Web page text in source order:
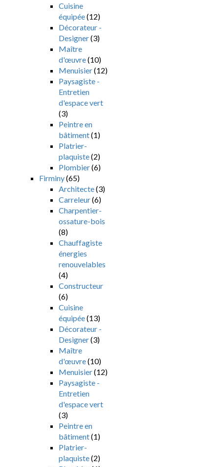
Cuisine
équipée(12)
Décorateur -
Designer(3)
Maître
d'œuvre(10)
Menuisier(12)
Paysagiste -
Entretien
d'espace vert
(3)
Peintre en
bâtiment(1)
Platrier-
plaquiste(2)
Plombier(6)
Firminy(65)
Architecte(3)
Carreleur(6)
Charpentier-
ossature-bois
(8)
Chauffagiste
énergies
renouvelables
(4)
Constructeur
(6)
Cuisine
équipée(13)
Décorateur -
Designer(3)
Maître
d'œuvre(10)
Menuisier(12)
Paysagiste -
Entretien
d'espace vert
(3)
Peintre en
bâtiment(1)
Platrier-
plaquiste(2)